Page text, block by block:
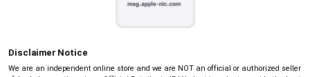
Disclaimer Notice
We are an independent online store and we are NOT an official or authorized seller